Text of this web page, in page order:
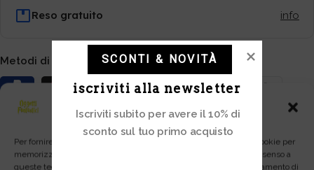
Gestisci Consenso
Per fornire le migliori esperienze, utilizziamo tecnologie come i cookie per
memorizzare e/o accedere alle informazioni del dispositivo. Il consenso a
queste tecnologie ci permetterà di elaborare dati come il comportamento di
Reso gratuito info
Metodi di pagamento:
EAN: 3760226377009
Categoria:
SCONTI & NOVITÀ
iscriviti alla newsletter
Iscriviti subito per avere il 10% di
sconto sul tuo primo acquisto